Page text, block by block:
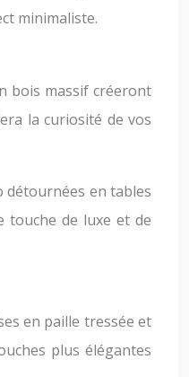
minimaliste.
bois massif créeront
la curiosité de vos
détournées en tables
touche de luxe et de
en paille tressée et
plus élégantes